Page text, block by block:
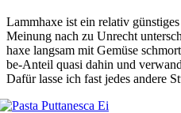
Lamm­ha­xe ist ein rela­tiv
Mei­nung nach zu Unrecht
ha­xe lang­sam mit Gemü­se
be-Anteil qua­si dahin und
Dafür las­se ich fast jedes ande­re